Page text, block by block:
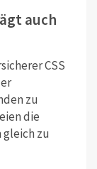
auch
CSS
zu
die
zu